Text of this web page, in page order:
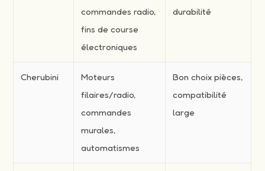
commandes radio,
fins de course
électroniques
durabilité
Cherubini
Moteurs
filaires/radio,
commandes
murales,
automatismes
Bon choix pièces,
compatibilité
large